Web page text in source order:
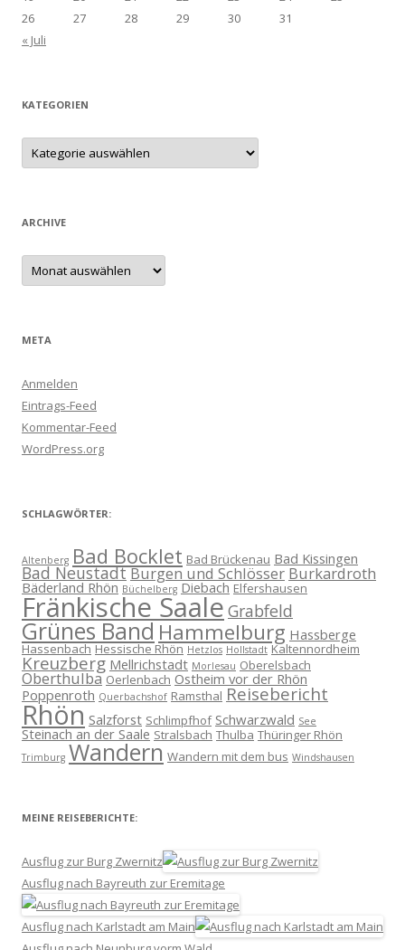
26
27 28 29 30
31
« Juli
KATEGORIEN
Kategorien
ARCHIVE
Archive
META
Anmelden
Eintrags-Feed
Kommentar-Feed
WordPress.org
SCHLAGWÖRTER:
Altenberg Bad Bocklet Bad Brückenau Bad Kissingen
Bad NeustadtBurgen und Schlösser Burkardroth
Bäderland Rhön Büchelberg Diebach Elfershausen
Fränkische Saale Grabfeld
Grünes BandHammelburg Hassberge
Hassenbach Hessische Rhön Hetzlos Hollstadt Kaltennordheim
Kreuzberg Mellrichstadt Morlesau Oberelsbach
Oberthulba Oerlenbach Ostheim vor der Rhön
Poppenroth Querbachshof Ramsthal Reisebericht
Rhön Salzforst Schlimpfhof Schwarzwald See
Steinach an der Saale Stralsbach Thulba Thüringer Rhön
Trimburg Wandern Wandern mit dem bus Windshausen
MEINE REISEBERICHTE:
Ausflug zur Burg Zwernitz
Ausflug nach Bayreuth zur Eremitage
Ausflug nach Karlstadt am Main